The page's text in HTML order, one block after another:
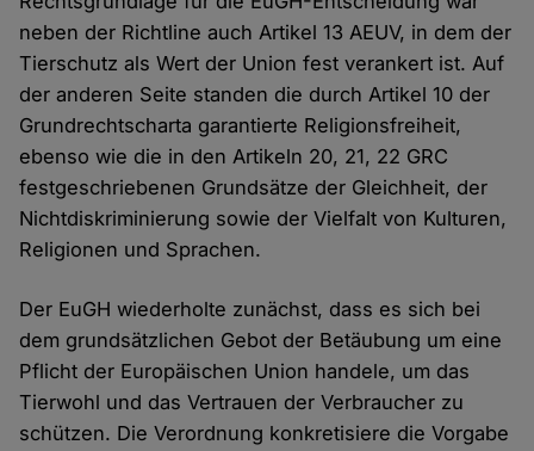
neben der Richtline auch Artikel 13 AEUV, in dem der
Tierschutz als Wert der Union fest verankert ist. Auf
der anderen Seite standen die durch Artikel 10 der
Grundrechtscharta garantierte Religionsfreiheit,
ebenso wie die in den Artikeln 20, 21, 22 GRC
festgeschriebenen Grundsätze der Gleichheit, der
Nichtdiskriminierung sowie der Vielfalt von Kulturen,
Religionen und Sprachen.
Der EuGH wiederholte zunächst, dass es sich bei
dem grundsätzlichen Gebot der Betäubung um eine
Pflicht der Europäischen Union handele, um das
Tierwohl und das Vertrauen der Verbraucher zu
schützen. Die Verordnung konkretisiere die Vorgabe